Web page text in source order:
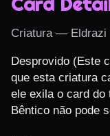
Criatura — Eldrazi
Desprovido (Este
que esta criatura
ele exila o card do
Bêntico não pode